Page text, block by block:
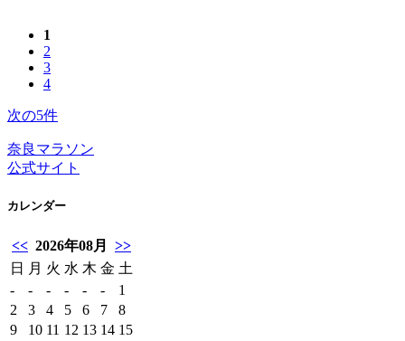
1
2
3
4
次の5件
奈良マラソン
公式サイト
カレンダー
<< 2026年08月 >>
日
月 火 水 木 金 土
-
- - - - -
1
2
3 4 5 6 7
8
9
10 11 12 13 14 15